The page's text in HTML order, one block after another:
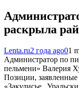
раскрыла
Lenta.ru2 года ago01
Администратор по
пельмени» Валерия
Позиции,
«Закулисье